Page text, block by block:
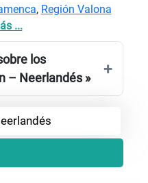
, Región Valona
...
los
– Neerlandés »